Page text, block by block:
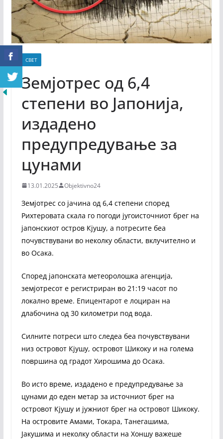
СВЕТ
Земјотрес од 6,4
степени во Јапонија,
издадено
предупредување за
цунами
13.01.2025 Objektivno24
Земјотрес со јачина од 6,4 степени според
Рихтеровата скала го погоди југоисточниот брег на
јапонскиот остров Кјушу, а потресите беа
почувствувани во неколку области, вклучително и
во Осака.
Според јапонската метеоролошка агенција,
земјотресот е регистриран во 21:19 часот по
локално време. Епицентарот е лоциран на
длабочина од 30 километри под вода.
Силните потреси што следеа беа почувствувани
низ островот Кјушу, островот Шикоку и на голема
површина од градот Хирошима до Осака.
Во исто време, издадено е предупредување за
цунами до еден метар за источниот брег на
островот Кјушу и јужниот брег на островот Шикоку.
На островите Амами, Токара, Танегашима,
Јакушима и неколку области на Хоншу важеше